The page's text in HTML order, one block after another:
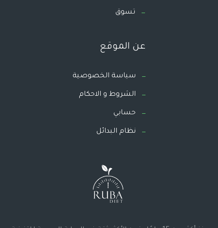
تسوق
عن الموقع
سياسة الخصوصية
الشروط و الاحكام
حسابي
نظام البدائل